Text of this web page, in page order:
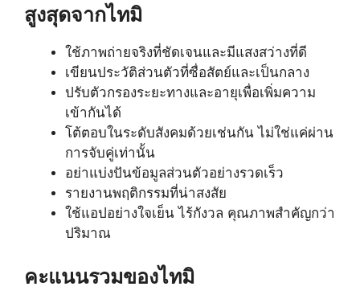
สูงสุดจากไทมิ
ใช้ภาพถ่ายจริงที่ชัดเจนและมีแสงสว่างที่ดี
เขียนประวัติส่วนตัวที่ซื่อสัตย์และเป็นกลาง
ปรับตัวกรองระยะทางและอายุเพื่อเพิ่มความ
เข้ากันได้
โต้ตอบในระดับสังคมด้วยเช่นกัน ไม่ใช่แค่ผ่าน
การจับคู่เท่านั้น
อย่าแบ่งปันข้อมูลส่วนตัวอย่างรวดเร็ว
รายงานพฤติกรรมที่น่าสงสัย
ใช้แอปอย่างใจเย็น ไร้กังวล คุณภาพสำคัญกว่า
ปริมาณ
คะแนนรวมของไทมิ